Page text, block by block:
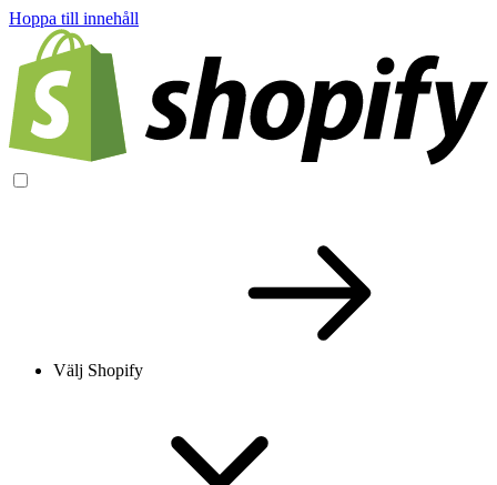
Hoppa till innehåll
Välj Shopify